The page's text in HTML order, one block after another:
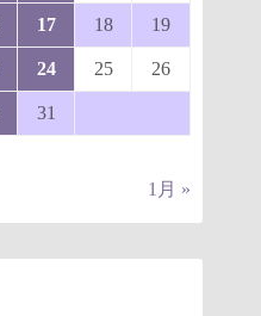
17 18 19
24 25 26
31
1月 »